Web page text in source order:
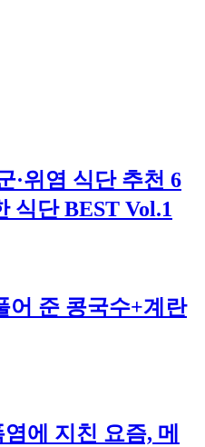
·위염 식단 추천 6
식단 BEST Vol.1
어 준 콩국수+계란
에 지친 요즘, 메